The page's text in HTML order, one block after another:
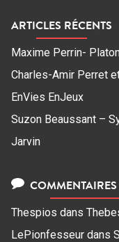
ARTICLES RÉCENTS
Maxime Perrin-
Charles-Amir Perret
EnVies EnJeux
Suzon Beaussant –
Jarvin
COMMENTAIRES
Thespios dans
LePionfesseur dans